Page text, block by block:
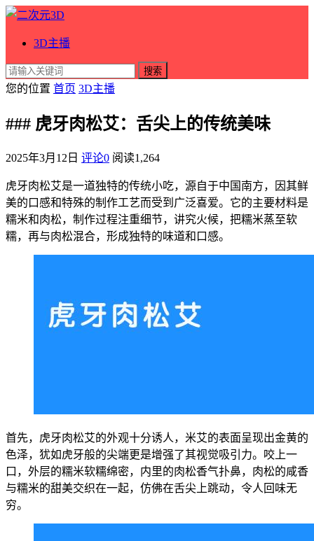
3D主播
搜索
您的位置 首页 3D主播
### 虎牙肉松艾：舌尖上的传统美味
2025年3月12日 评论0 阅读1,264
虎牙肉松艾是一道独特的传统小吃，源自于中国南方，因其鲜
美的口感和特殊的制作工艺而受到广泛喜爱。它的主要材料是
糯米和肉松，制作过程注重细节，讲究火候，把糯米蒸至软
糯，再与肉松混合，形成独特的味道和口感。
首先，虎牙肉松艾的外观十分诱人，米艾的表面呈现出金黄的
色泽，犹如虎牙般的尖端更是增强了其视觉吸引力。咬上一
口，外层的糯米软糯绵密，内里的肉松香气扑鼻，肉松的咸香
与糯米的甜美交织在一起，仿佛在舌尖上跳动，令人回味无
穷。